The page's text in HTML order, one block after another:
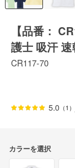
【品番：
護士 吸汗
CR117-70
5.0 （1）
カラーを選択